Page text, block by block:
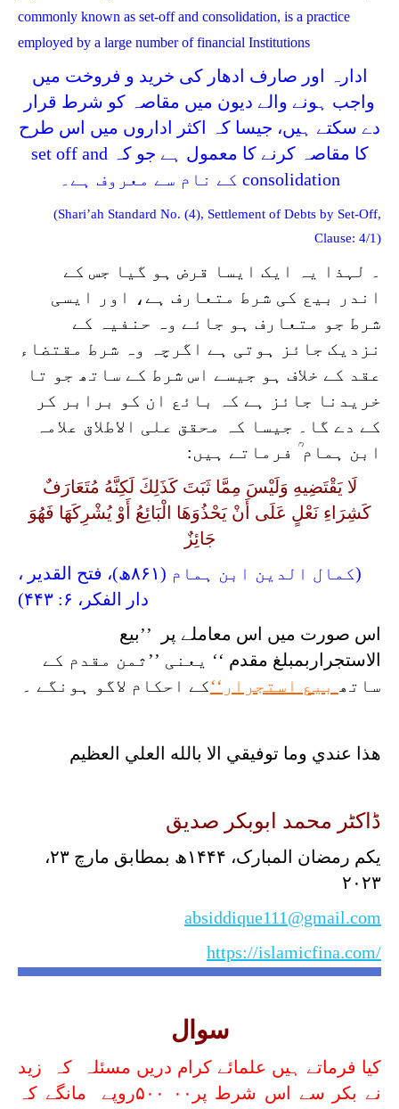
commonly known as set-off and consolidation, is a practice
employed by a large number of financial Institutions
ادارہ اور صارف ادھار کی خرید و فروخت میں
واجب ہونے والے دیون میں مقاصہ کو شرط قرار
دے سکتے ہیں، جیسا کہ اکثر اداروں میں اس طرح
کا مقاصہ کرنے کا معمول ہے جو کہ set off and
consolidation کے نام سے معروف ہے۔
(Shari’ah Standard No. (4), Settlement of Debts by Set-Off,
Clause: 4/1)
۔ لہذا یہ ایک ایسا قرض ہو گیا جس کے
اندر بیع کی شرط متعارف ہے، اور ایسی
شرط جو متعارف ہو جائے وہ حنفیہ کے
نزدیک جائز ہوتی ہے اگرچہ وہ شرط مقتضاء
عقد کے خلاف ہو جیسے اس شرط کے ساتھ جو تا
خریدنا جائز ہے کہ بائع ان کو برابر کر
کے دے گا۔ جیسا کہ محقق علی الاطلاق علامہ
ابن ہمام ؒ فرماتے ہیں:
لَا يَقْتَضِيهِ وَلَيْسَ مِمَّا ثَبَتَ كَذَلِكَ لَكِنَّهُ مُتَعَارَفٌ
كَشِرَاءِ نَعْلٍ عَلَى أَنْ يَحْذُوَهَا الْبَائِعُ أَوْ يُشْرِكَهَا فَهُوَ
جَائِزٌ
(کمال الدین ابن ہمام (۸۶۱ھ)، فتح القدیر ،
دار الفكر، ۶: ۴۴۳)
اس صورت میں اس معاملے پر ’’بیع
الاستجراربمبلغ مقدم ‘‘ یعنی ’’ثمن مقدم کے
ساتھ بیع استجرار‘‘کے احکام لاگو ہونگے ۔
هذا عندي وما توفيقي الا بالله العلي العظيم
ڈاکٹر محمد ابوبکر صدیق
یکم رمضان المبارک، ۱۴۴۴ھ بمطابق مارچ ۲۳،
۲۰۲۳
absiddique111@gmail.com
https://islamicfina.com/
سوال
کیا فرماتے ہیں علمائے کرام دریں مسئلہ کہ زید
نے بکر سے اس شرط پر۰۰ ۵۰۰روپے مانگے کہ